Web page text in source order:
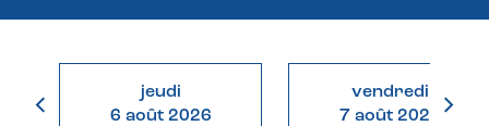
jeudi
6 août 2026
vendredi
7 août 2026